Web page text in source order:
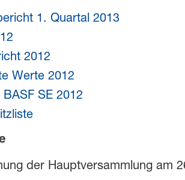
1. Quartal 2013
2012
Werte 2012
SE 2012
der Hauptversammlung am